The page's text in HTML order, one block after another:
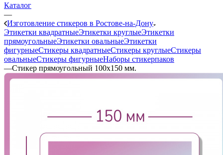
Каталог
—
Изготовление стикеров в Ростове-на-Дону
Этикетки квадратныеЭтикетки круглыеЭтикетки
прямоугольныеЭтикетки овальныеЭтикетки
фигурныеСтикеры квадратныеСтикеры круглыеСтикеры
овальныеСтикеры фигурныеНаборы стикерпаков
—Стикер прямоугольный 100х150 мм.